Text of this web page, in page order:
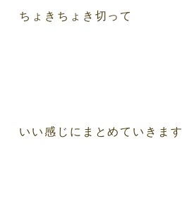
ちょきちょき切って
いい感じにまとめていきます